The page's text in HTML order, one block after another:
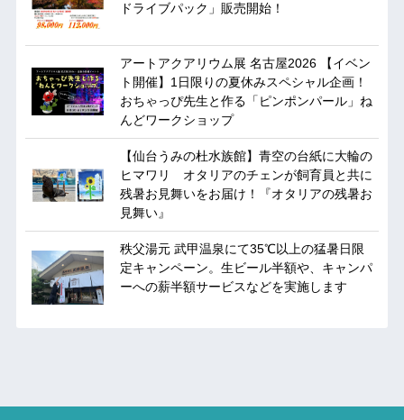
ドライブパック」販売開始！
アートアクアリウム展 名古屋2026 【イベン
ト開催】1日限りの夏休みスペシャル企画！
おちゃっぴ先生と作る「ピンポンパール」ね
んどワークショップ
【仙台うみの杜水族館】青空の台紙に大輪の
ヒマワリ オタリアのチェンが飼育員と共に
残暑お見舞いをお届け！『オタリアの残暑お
見舞い』
秩父湯元 武甲温泉にて35℃以上の猛暑日限
定キャンペーン。生ビール半額や、キャンパ
ーへの薪半額サービスなどを実施します